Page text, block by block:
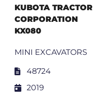
KUBOTA TRACTOR
CORPORATION
KX080
MINI EXCAVATORS
48724
2019